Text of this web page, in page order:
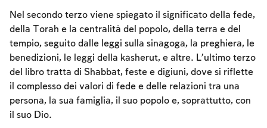
Nel secondo terzo viene spiegato il significato della fede,
della Torah e la centralità del popolo, della terra e del
tempio, seguito dalle leggi sulla sinagoga, la preghiera, le
benedizioni, le leggi della kasherut, e altre. L’ultimo terzo
del libro tratta di Shabbat, feste e digiuni, dove si riflette
il complesso dei valori di fede e delle relazioni tra una
persona, la sua famiglia, il suo popolo e, soprattutto, con
il suo Dio.